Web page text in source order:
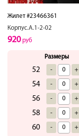
Жилет #23466361
Корпус.А.1-2-02
920руб
Размеры
52 - +
54 - +
56 - +
58 - +
60 - +